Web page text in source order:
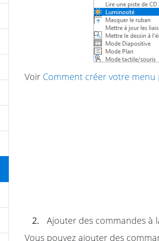
Voir Comment créer votre
2.
Ajouter des commandes à
Vous pouvez ajouter des